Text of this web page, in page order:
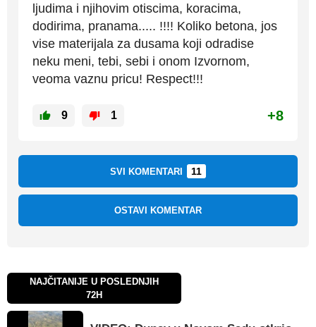
ljudima i njihovim otiscima, koracima,
dodirima, pranama..... !!!! Koliko betona, jos
vise materijala za dusama koji odradise
neku meni, tebi, sebi i onom Izvornom,
veoma vaznu pricu! Respect!!!
9 1 +8
SVI KOMENTARI 11
OSTAVI KOMENTAR
NAJČITANIJE U POSLEDNJIH
72H